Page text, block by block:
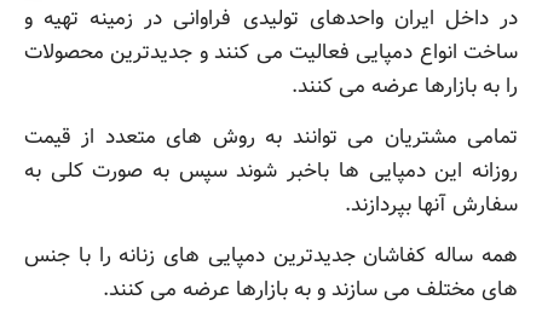
در داخل ایران واحدهای تولیدی فراوانی در زمینه تهیه و
ساخت انواع دمپایی فعالیت می کنند و جدیدترین محصولات
را به بازارها عرضه می کنند.
تمامی مشتریان می توانند به روش های متعدد از قیمت
روزانه این دمپایی ها باخبر شوند سپس به صورت کلی به
سفارش آنها بپردازند.
همه ساله کفاشان جدیدترین دمپایی های زنانه را با جنس
های مختلف می سازند و به بازارها عرضه می کنند.